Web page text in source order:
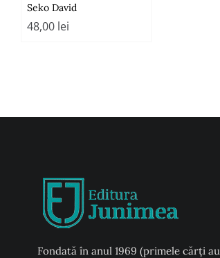
Seko David
48,00 lei
Fondată în anul 1969 (primele cărți au